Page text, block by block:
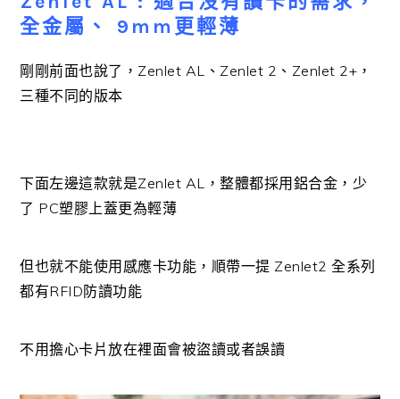
全金屬、 9mm更輕薄
剛剛前面也說了，Zenlet AL、Zenlet 2、Zenlet 2+，
三種不同的版本
下面左邊這款就是Zenlet AL，整體都採用鋁合金，少
了 PC塑膠上蓋更為輕薄
但也就不能使用感應卡功能，順帶一提 Zenlet2 全系列
都有RFID防讀功能
不用擔心卡片放在裡面會被盜讀或者誤讀